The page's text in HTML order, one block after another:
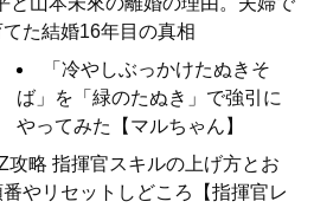
た結婚16年目の真相
「冷やしぶっかけたぬきそ
ば」を「緑のたぬき」で強引に
やってみた【マルちゃん】
攻略 指揮官スキルの上げ方とお
やリセットしどころ【指揮官レ